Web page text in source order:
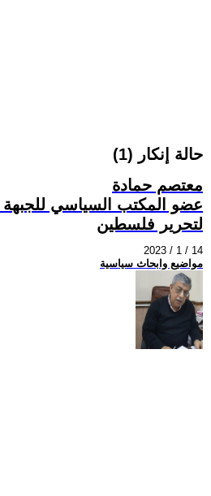
حالة إنكار (1)
معتصم حمادة
عضو المكتب السياسي للجبهة
لتحرير فلسطين
2023 / 1 / 14
مواضيع وابحاث سياسية